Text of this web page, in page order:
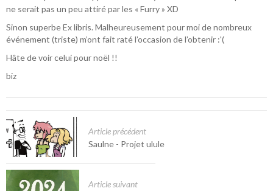
ne serait pas un peu attiré par les « Furry » XD
Sinon superbe Ex libris. Malheureusement pour moi de nombreux
événement (triste) m’ont fait raté l’occasion de l’obtenir :'(
Hâte de voir celui pour noël !!
biz
Article précédent
Saulne - Projet ulule
Article suivant